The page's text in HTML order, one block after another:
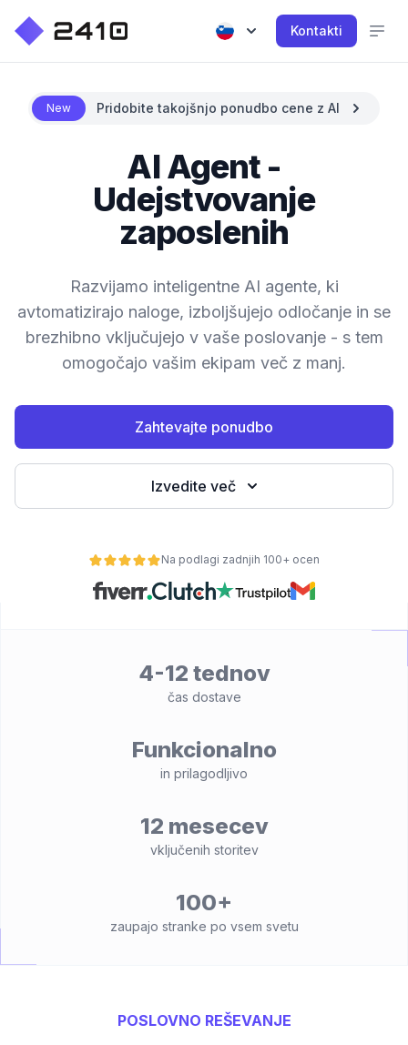
Kontakti
New Pridobite takojšnjo ponudbo cene z AI
AI Agent -
Udejstvovanje
zaposlenih
Razvijamo inteligentne AI agente, ki
avtomatizirajo naloge, izboljšujejo odločanje in se
brezhibno vključujejo v vaše poslovanje - s tem
omogočajo vašim ekipam več z manj.
Zahtevajte ponudbo
Izvedite več
Na podlagi zadnjih 100+ ocen
4-12 tednov
čas dostave
Funkcionalno
in prilagodljivo
12 mesecev
vključenih storitev
100+
zaupajo stranke po vsem svetu
POSLOVNO REŠEVANJE